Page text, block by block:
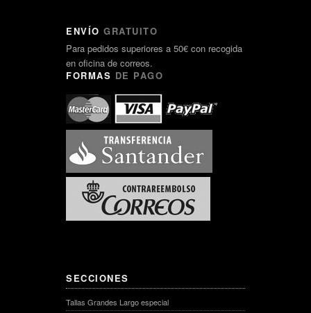
ENVÍO GRATUITO
Para pedidos superiores a 50€ con recogida
en oficina de correos.
FORMAS DE PAGO
SECCIONES
Tallas Grandes Largo especial